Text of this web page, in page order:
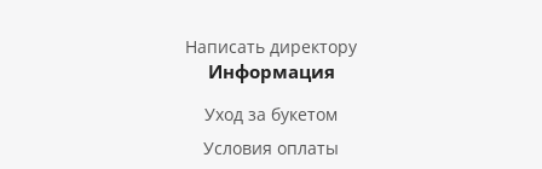
Букеты из Гладиолусов
Букеты из Тюльпанов
Написать директору
Информация
Уход за букетом
Условия оплаты